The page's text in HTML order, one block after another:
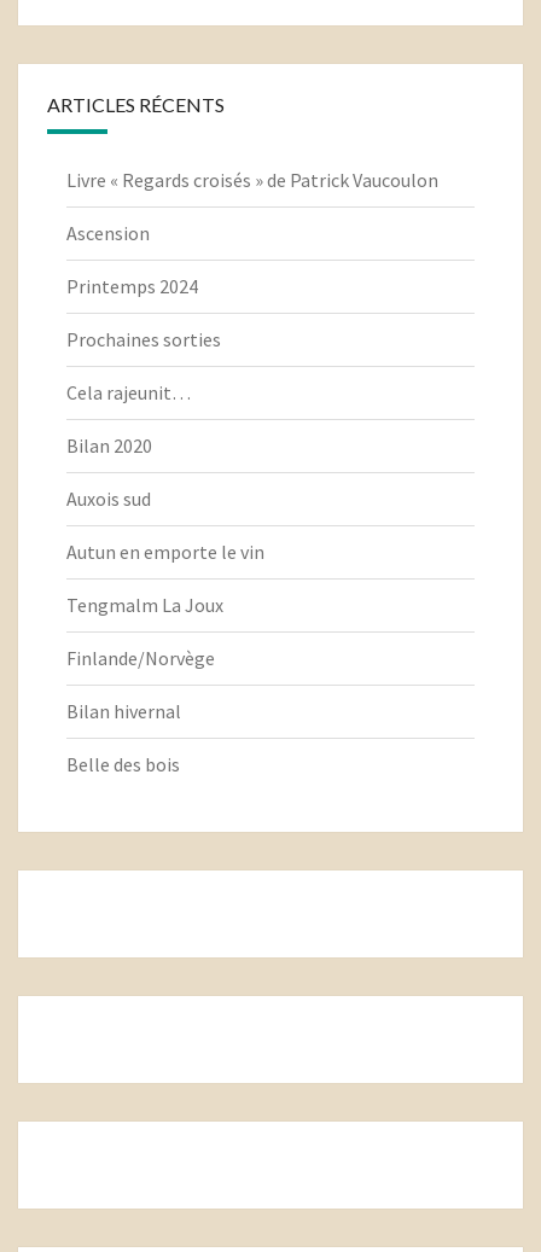
ARTICLES RÉCENTS
Livre « Regards croisés » de Patrick Vaucoulon
Ascension
Printemps 2024
Prochaines sorties
Cela rajeunit…
Bilan 2020
Auxois sud
Autun en emporte le vin
Tengmalm La Joux
Finlande/Norvège
Bilan hivernal
Belle des bois